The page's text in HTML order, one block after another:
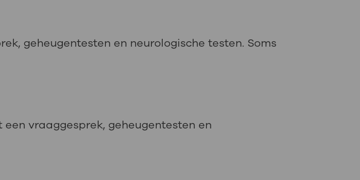
geheugentesten en neurologische testen. Soms
vraaggesprek, geheugentesten en